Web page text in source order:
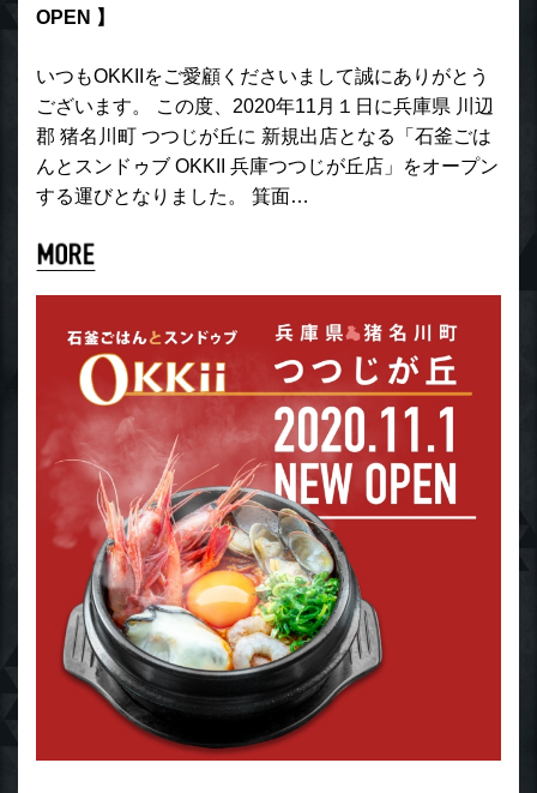
OPEN 】
いつもOKKIIをご愛顧くださいまして誠にありがとう
ございます。 この度、2020年11月１日に兵庫県 川辺
郡 猪名川町 つつじが丘に 新規出店となる「石釜ごは
んとスンドゥブ OKKII 兵庫つつじが丘店」をオープン
する運びとなりました。 箕面…